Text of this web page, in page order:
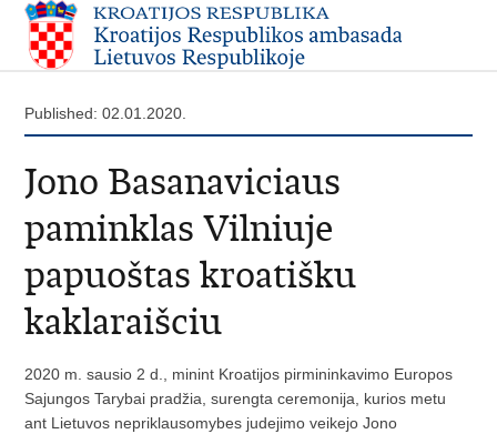
Published: 02.01.2020.
Jono Basanaviciaus
paminklas Vilniuje
papuoštas kroatišku
kaklaraišciu
2020 m. sausio 2 d., minint Kroatijos pirmininkavimo Europos
Sajungos Tarybai pradžia, surengta ceremonija, kurios metu
ant Lietuvos nepriklausomybes judejimo veikejo Jono